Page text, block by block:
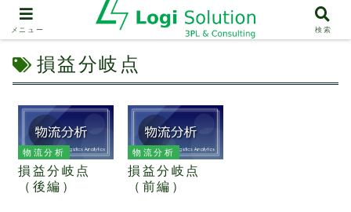
損益分岐点
物流分析
損益分岐点
（後編）
物流分析
損益分岐点
（前編）
メニュー 検索